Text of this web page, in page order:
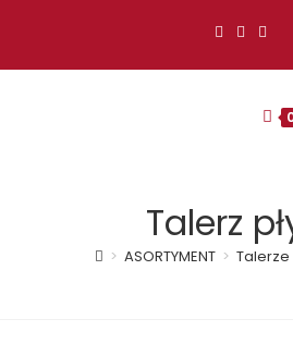
Talerz
> ASORTYMENT > Talerze